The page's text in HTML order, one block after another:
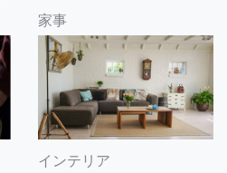
家事
インテリア